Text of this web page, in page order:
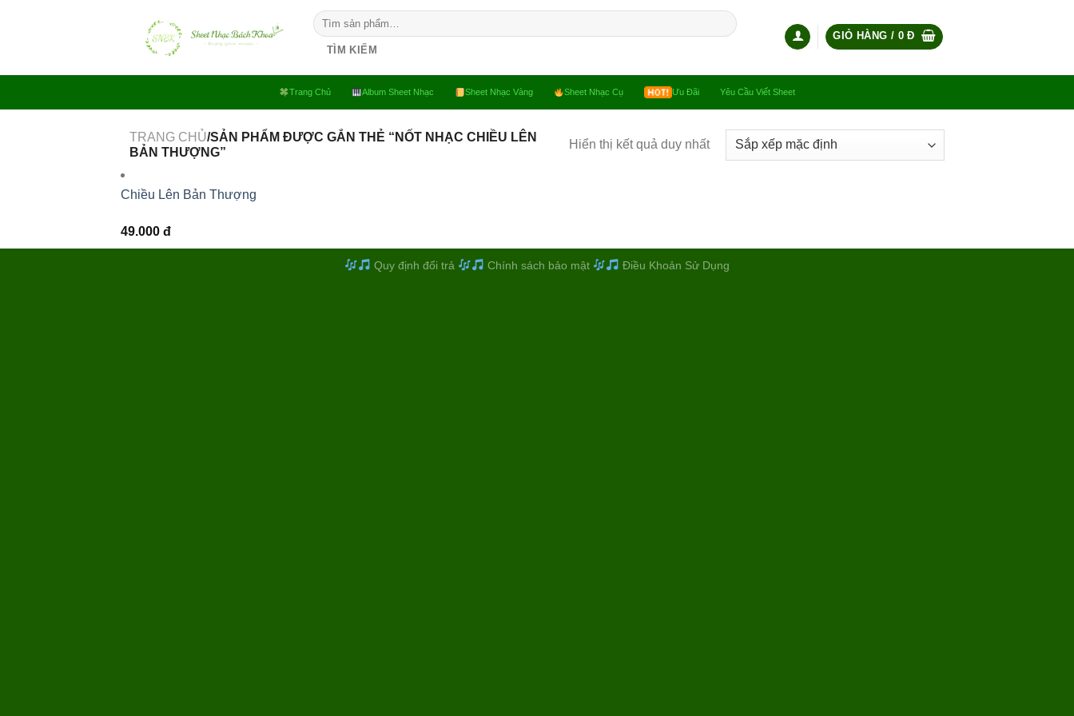
Tìm
kiếm:
TÌM KIẾM
GIỎ HÀNG / 0Đ
Trang Chủ Album Sheet Nhạc Sheet Nhạc Vàng Sheet Nhạc Cụ Ưu Đãi Yêu Cầu Viết Sheet
TRANG CHỦ/SẢN PHẨM ĐƯỢC GẮN THẺ “NỐT NHẠC CHIỀU LÊN
BẢN THƯỢNG”
Hiển thị kết quả duy nhất
Chiều Lên Bản Thượng
49.000 đ
Quy định đổi trả Chính sách bảo mật Điều Khoản Sử Dụng